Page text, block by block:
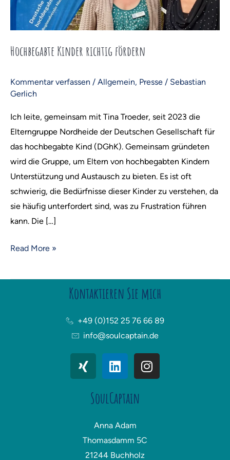
Hochbegabte Kinder richtig fördern
Kommentar verfassen / Allgemein, Presse / Sebastian
Gerlich
Ich leite, gemeinsam mit Tina Troeder, seit 2023 die
Elterngruppe Nordheide der Deutschen Gesellschaft für
das hochbegabte Kind (DGhK). Gemeinsam gründeten
wird die Gruppe, um Eltern von hochbegabten Kindern
Unterstützung und Austausch zu bieten. Es ist oft
schwierig, die Bedürfnisse dieser Kinder zu verstehen, da
sie häufig unterfordert sind, was zu Frustration führen
kann. Die […]
Read More »
Kontaktieren Sie mich
+49 (0)152 25 76 66 89
info@soulcaptain.de
X
i
L
i
k
d
i
n
I
n
r
SoulCaptain
Anna Adam
Thomasdamm 5C
21244 Buchholz